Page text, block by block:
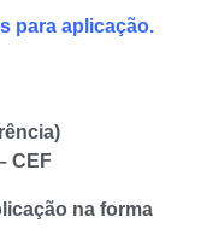
para aplicação.
CEF
na forma